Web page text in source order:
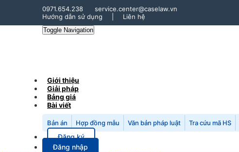
0971.654.238
service.center@caselaw.vn
Hướng dẫn sử dụng
Liên hệ
Toggle Navigation
Giới thiệu
Giải pháp
Bảng giá
Bài viết
Bản án Hợp đồng mẫu Văn bản pháp luật Tra cứu mã HS
Đăng ký
Đăng nhập